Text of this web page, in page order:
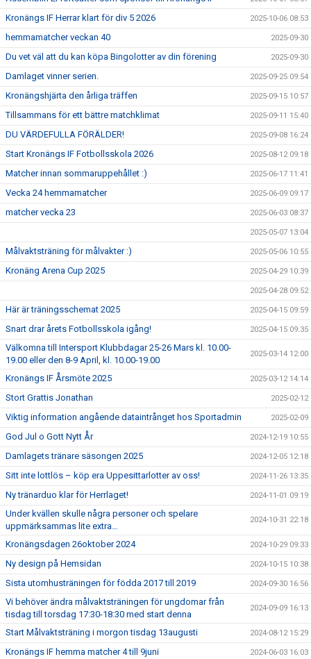
Kronängs IF Herrar klart för div 5 2026 2025-10-06 08:53
hemmamatcher veckan 40 2025-09-30
Du vet väl att du kan köpa Bingolotter av din förening 2025-09-30
Damlaget vinner serien. 2025-09-25 09:54
Kronängshjärta den årliga träffen 2025-09-15 10:57
Tillsammans för ett bättre matchklimat 2025-09-11 15:40
DU VÄRDEFULLA FÖRÄLDER! 2025-09-08 16:24
Start Kronängs IF Fotbollsskola 2026 2025-08-12 09:18
Matcher innan sommaruppehållet :) 2025-06-17 11:41
Vecka 24 hemmamatcher 2025-06-09 09:17
matcher vecka 23 2025-06-03 08:37
2025-05-07 13:04
Målvaktsträning för målvakter :) 2025-05-06 10:55
Kronäng Arena Cup 2025 2025-04-29 10:39
2025-04-28 09:52
Här är träningsschemat 2025 2025-04-15 09:59
Snart drar årets Fotbollsskola igång! 2025-04-15 09:35
Välkomna till Intersport Klubbdagar 25-26 Mars kl. 10.00-
19.00 eller den 8-9 April, kl. 10.00-19.00
2025-03-14 12:00
Kronängs IF Årsmöte 2025 2025-03-12 14:14
Stort Grattis Jonathan 2025-02-12
Viktig information angående dataintrånget hos Sportadmin 2025-02-09
God Jul o Gott Nytt År 2024-12-19 10:55
Damlagets tränare säsongen 2025 2024-12-05 12:18
Sitt inte lottlös – köp era Uppesittarlotter av oss! 2024-11-26 13:35
Ny tränarduo klar för Herrlaget! 2024-11-01 09:19
Under kvällen skulle några personer och spelare
uppmärksammas lite extra…
2024-10-31 22:18
Kronängsdagen 26oktober 2024 2024-10-29 09:33
Ny design på Hemsidan 2024-10-15 10:38
Sista utomhusträningen för födda 2017 till 2019 2024-09-30 16:56
Vi behöver ändra målvaktsträningen för ungdomar från
tisdag till torsdag 17:30-18:30 med start denna
2024-09-09 16:13
Start Målvaktsträning i morgon tisdag 13augusti 2024-08-12 15:29
Kronängs IF hemma matcher 4 till 9juni 2024-06-03 16:03